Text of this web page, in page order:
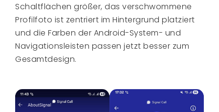
Schaltflächen größer, das verschwommene
Profilfoto ist zentriert im Hintergrund platziert
und die Farben der Android-System- und
Navigationsleisten passen jetzt besser zum
Gesamtdesign.